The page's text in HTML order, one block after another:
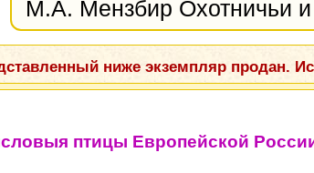
ниже экземпляр продан.
птицы Европейской